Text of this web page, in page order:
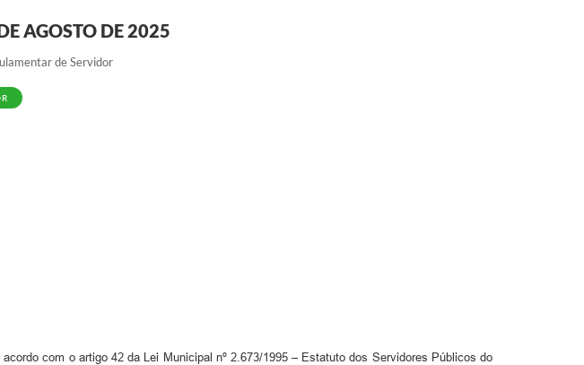
AGOSTO DE 2025
de Servidor
com o artigo 42 da Lei Municipal nº 2.673/1995 – Estatuto dos Servidores Públicos do